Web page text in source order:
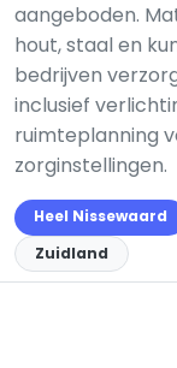
aangeboden.
hout, staal en
bedrijven
inclusief
ruimteplanning
zorginstellingen.
Heel Nissewaard
Zuidland